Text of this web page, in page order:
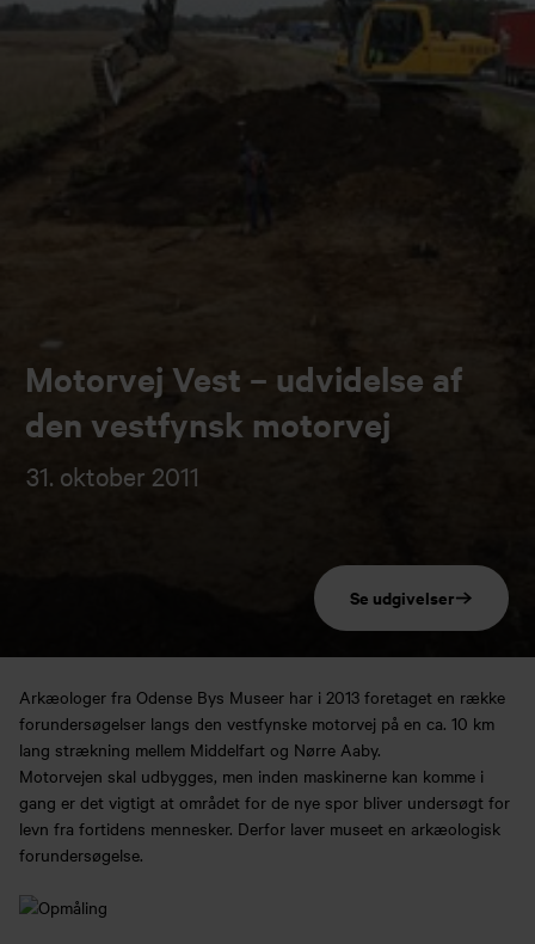
Motorvej Vest – udvidelse af
den vestfynsk motorvej
31. oktober 2011
Se udgivelser
Arkæologer fra Odense Bys Museer har i 2013 foretaget en række
forundersøgelser langs den vestfynske motorvej på en ca. 10 km
lang strækning mellem Middelfart og Nørre Aaby.
Motorvejen skal udbygges, men inden maskinerne kan komme i
gang er det vigtigt at området for de nye spor bliver undersøgt for
levn fra fortidens mennesker. Derfor laver museet en arkæologisk
forundersøgelse.